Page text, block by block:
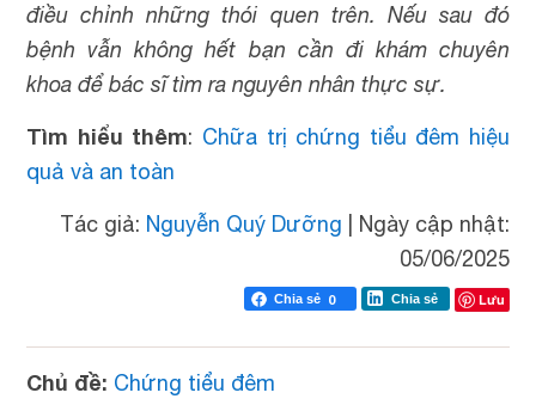
điều chỉnh những thói quen trên. Nếu sau đó
bệnh vẫn không hết bạn cần đi khám chuyên
khoa để bác sĩ tìm ra nguyên nhân thực sự.
Tìm hiểu thêm: Chữa trị chứng tiểu đêm hiệu
quả và an toàn
Tác giả: Nguyễn Quý Dưỡng
Ngày cập nhật:
05/06/2025
Chia sẻ 0 Chia sẻ Lưu
Chủ đề: Chứng tiểu đêm